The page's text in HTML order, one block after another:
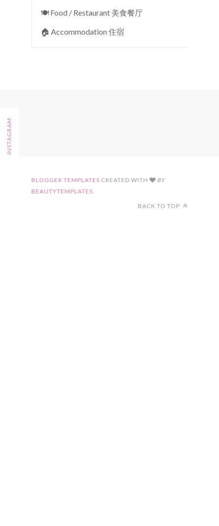
🍽 Food / Restaurant 美食餐厅
🏠︎ Accommodation 住宿
FOLLOW ON INSTAGRAM BLOGGER TEMPLATES CREATED WITH
BY
BEAUTYTEMPLATES
BACK TO TOP